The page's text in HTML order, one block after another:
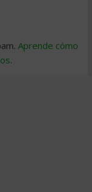
Aprende cómo
.